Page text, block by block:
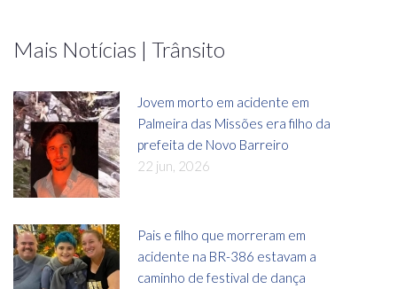
Mais Notícias | Trânsito
Jovem morto em acidente em
Palmeira das Missões era filho da
prefeita de Novo Barreiro
22 jun, 2026
Pais e filho que morreram em
acidente na BR-386 estavam a
caminho de festival de dança